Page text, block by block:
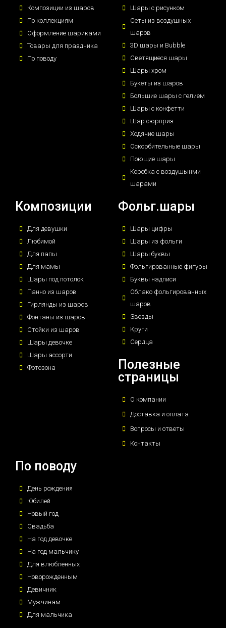
Композиции из шаров
По коллекциям
Оформление шариками
Товары для праздника
По поводу
Шары с рисунком
Сеты из воздушных
шаров
3D шары и Bubble
Светящиеся шары
Шары хром
Букеты из шаров
Большие шары с гелием
Шары с конфетти
Шар сюрприз
Ходячие шары
Оскорбительные шары
Поющие шары
Коробка с воздушынми
шарами
Композиции
Для девушки
Любимой
Для папы
Для мамы
Шары под потолок
Панно из шаров
Гирлянды из шаров
Фонтаны из шаров
Стойки из шаров
Шары девочке
Шары ассорти
Фотозона
Фольг.шары
Шары цифры
Шары из фольги
Шары буквы
Фольгированные фигуры
Буквы надписи
Облако фольгированных
шаров
Звезды
Круги
Сердца
Полезные
страницы
О компании
Доставка и оплата
Вопросы и ответы
Контакты
По поводу
День рождения
Юбилей
Новый год
Свадьба
На год девочке
На год мальчику
Для влюбленных
Новорожденным
Девичник
Мужчинам
Для мальчика